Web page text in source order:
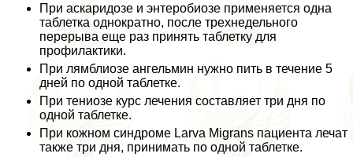
При аскаридозе и энтеробиозе применяется одна
таблетка однократно, после трехнедельного
перерыва еще раз принять таблетку для
профилактики.
При лямблиозе ангельмин нужно пить в течение 5
дней по одной таблетке.
При тениозе курс лечения составляет три дня по
одной таблетке.
При кожном синдроме Larva Migrans пациента лечат
также три дня, принимать по одной таблетке.